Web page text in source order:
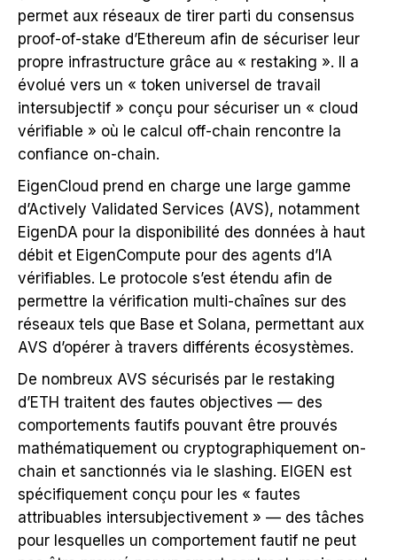
permet aux réseaux de tirer parti du consensus
proof-of-stake d’Ethereum afin de sécuriser leur
propre infrastructure grâce au « restaking ». Il a
évolué vers un « token universel de travail
intersubjectif » conçu pour sécuriser un « cloud
vérifiable » où le calcul off-chain rencontre la
confiance on-chain.
EigenCloud prend en charge une large gamme
d’Actively Validated Services (AVS), notamment
EigenDA pour la disponibilité des données à haut
débit et EigenCompute pour des agents d’IA
vérifiables. Le protocole s’est étendu afin de
permettre la vérification multi-chaînes sur des
réseaux tels que Base et Solana, permettant aux
AVS d’opérer à travers différents écosystèmes.
De nombreux AVS sécurisés par le restaking
d’ETH traitent des fautes objectives — des
comportements fautifs pouvant être prouvés
mathématiquement ou cryptographiquement on-
chain et sanctionnés via le slashing. EIGEN est
spécifiquement conçu pour les « fautes
attribuables intersubjectivement » — des tâches
pour lesquelles un comportement fautif ne peut